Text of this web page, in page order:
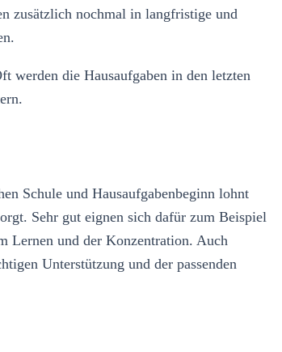
zusätzlich nochmal in langfristige und
werden die Hausaufgaben in den letzten
Schule und Hausaufgabenbeginn lohnt
Sehr gut eignen sich dafür zum Beispiel
Lernen und der Konzentration. Auch
Unterstützung und der passenden